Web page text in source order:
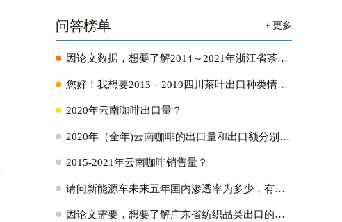
问答榜单 ＋更多
H 因论文数据，想要了解2014～2021年浙江省茶叶出口量、出口金额以及它们占全国比重；2021年浙江省茶叶出口各个国家的出口量？
H 您好！我想要2013－2019四川茶叶出口种类情况:绿茶出口占比~红茶～黑茶~白茶？
H 2020年云南咖啡出口量？
H 2020年（全年)云南咖啡的出口量和出口额分别是多少？
H 2015-2021年云南咖啡销售量？
H 请问新能源车未来五年国内渗透率为多少，有没有测算逻辑参考？国内外新能源车渗透率的峰值能达到多少?
H 因论文需要，想要了解广东省纺织品类出口的主要市场，具体的出口额为多少，不同贸易方式出口额多少占比多少。蟹蟹！？